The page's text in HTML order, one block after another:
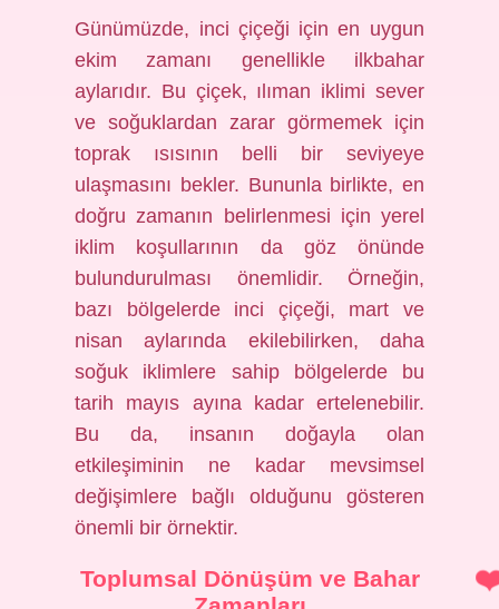
Günümüzde, inci çiçeği için en uygun
ekim zamanı genellikle ilkbahar
aylarıdır. Bu çiçek, ılıman iklimi sever
ve soğuklardan zarar görmemek için
toprak ısısının belli bir seviyeye
ulaşmasını bekler. Bununla birlikte, en
doğru zamanın belirlenmesi için yerel
iklim koşullarının da göz önünde
bulundurulması önemlidir. Örneğin,
bazı bölgelerde inci çiçeği, mart ve
nisan aylarında ekilebilirken, daha
soğuk iklimlere sahip bölgelerde bu
tarih mayıs ayına kadar ertelenebilir.
Bu da, insanın doğayla olan
etkileşiminin ne kadar mevsimsel
değişimlere bağlı olduğunu gösteren
önemli bir örnektir.
Toplumsal Dönüşüm ve Bahar